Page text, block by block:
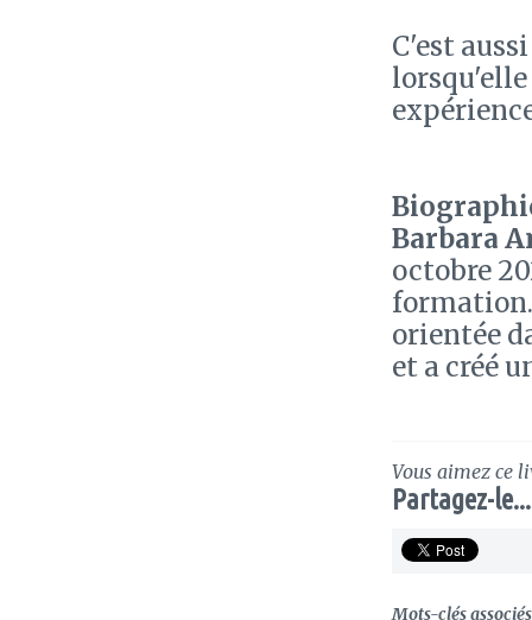
C'est
Barbara
octobre
formation.
orientée
et a créé
Vous aimez ce
Partagez-le...
Mots-clés